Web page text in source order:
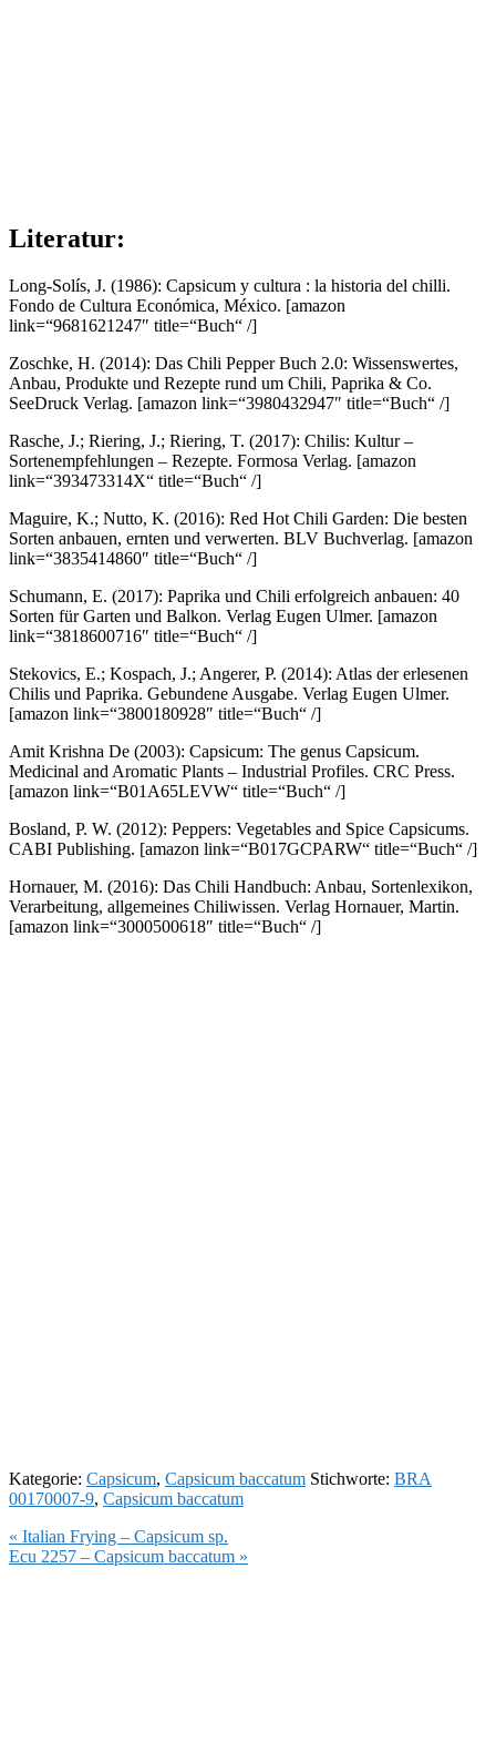
Literatur:
Long-Solís, J. (1986): Capsicum y cultura : la historia del chilli.
Fondo de Cultura Económica, México. [amazon
link=“9681621247″ title=“Buch“ /]
Zoschke, H. (2014): Das Chili Pepper Buch 2.0: Wissenswertes,
Anbau, Produkte und Rezepte rund um Chili, Paprika & Co.
SeeDruck Verlag. [amazon link=“3980432947″ title=“Buch“ /]
Rasche, J.; Riering, J.; Riering, T. (2017): Chilis: Kultur –
Sortenempfehlungen – Rezepte. Formosa Verlag. [amazon
link=“393473314X“ title=“Buch“ /]
Maguire, K.; Nutto, K. (2016): Red Hot Chili Garden: Die besten
Sorten anbauen, ernten und verwerten. BLV Buchverlag. [amazon
link=“3835414860″ title=“Buch“ /]
Schumann, E. (2017): Paprika und Chili erfolgreich anbauen: 40
Sorten für Garten und Balkon. Verlag Eugen Ulmer. [amazon
link=“3818600716″ title=“Buch“ /]
Stekovics, E.; Kospach, J.; Angerer, P. (2014): Atlas der erlesenen
Chilis und Paprika. Gebundene Ausgabe. Verlag Eugen Ulmer.
[amazon link=“3800180928″ title=“Buch“ /]
Amit Krishna De (2003): Capsicum: The genus Capsicum.
Medicinal and Aromatic Plants – Industrial Profiles. CRC Press.
[amazon link=“B01A65LEVW“ title=“Buch“ /]
Bosland, P. W. (2012): Peppers: Vegetables and Spice Capsicums.
CABI Publishing. [amazon link=“B017GCPARW“ title=“Buch“ /]
Hornauer, M. (2016): Das Chili Handbuch: Anbau, Sortenlexikon,
Verarbeitung, allgemeines Chiliwissen. Verlag Hornauer, Martin.
[amazon link=“3000500618″ title=“Buch“ /]
Kategorie: Capsicum, Capsicum baccatum Stichworte: BRA
00170007-9, Capsicum baccatum
Vorheriger
Beitrag:
« Italian Frying – Capsicum sp.
Nächster
Ecu 2257 – Capsicum baccatum »